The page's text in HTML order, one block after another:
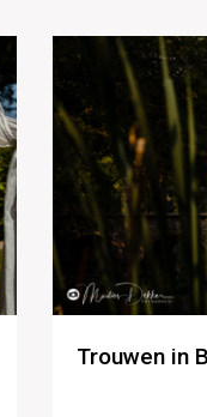
Trouwen in